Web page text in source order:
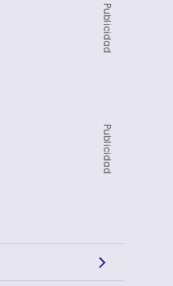
Publicidad
Publicidad